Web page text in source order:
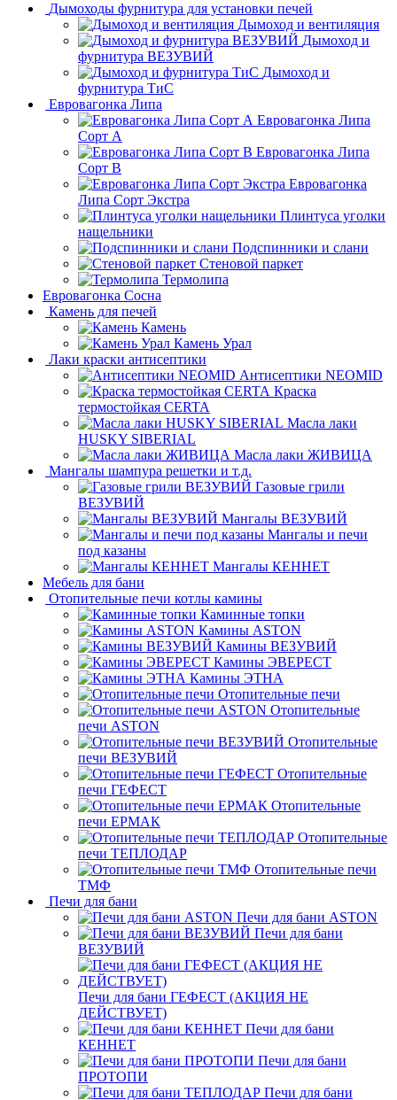
Дымоходы фурнитура для установки печей
Дымоход и вентиляция
Дымоход и
фурнитура ВЕЗУВИЙ
Дымоход и
фурнитура ТиС
Евровагонка Липа
Евровагонка Липа
Сорт А
Евровагонка Липа
Сорт В
Евровагонка
Липа Сорт Экстра
Плинтуса уголки
нащельники
Подспинники и слани
Стеновой паркет
Термолипа
Евровагонка Сосна
Камень для печей
Камень
Камень Урал
Лаки краски антисептики
Антисептики NEOMID
Краска
термостойкая CERTA
Масла лаки
HUSKY SIBERIAL
Масла лаки ЖИВИЦА
Мангалы шампура решетки и т.д.
Газовые грили
ВЕЗУВИЙ
Мангалы ВЕЗУВИЙ
Мангалы и печи
под казаны
Мангалы КЕННЕТ
Мебель для бани
Отопительные печи котлы камины
Каминные топки
Камины ASTON
Камины ВЕЗУВИЙ
Камины ЭВЕРЕСТ
Камины ЭТНА
Отопительные печи
Отопительные
печи ASTON
Отопительные
печи ВЕЗУВИЙ
Отопительные
печи ГЕФЕСТ
Отопительные
печи ЕРМАК
Отопительные
печи ТЕПЛОДАР
Отопительные печи
ТМФ
Печи для бани
Печи для бани ASTON
Печи для бани
ВЕЗУВИЙ
Печи для бани ГЕФЕСТ (АКЦИЯ НЕ
ДЕЙСТВУЕТ)
Печи для бани
КЕННЕТ
Печи для бани
ПРОТОПИ
Печи для бани